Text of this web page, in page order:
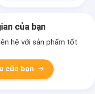
của bạn
hệ với sản phẩm tốt
của bạn